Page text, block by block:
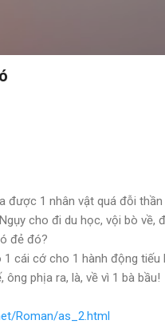
được 1 nhân vật quá đỗi thần
cho đi du học, vội bò về,
đẻ đó?
cái cớ cho 1 hành động tiếu
phịa ra, là, về vì 1 bà bầu!
Roman/as_2.html